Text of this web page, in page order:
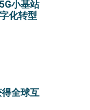
小基站
化转型
全球互